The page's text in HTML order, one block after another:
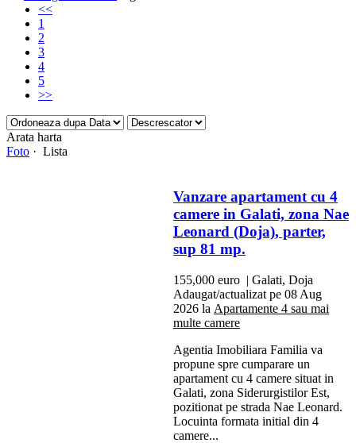
<<
1
2
3
4
5
>>
Arata harta
Foto · Lista
Vanzare apartament cu 4
camere in Galati, zona Nae
Leonard (Doja), parter,
sup 81 mp.
155,000 euro | Galati, Doja
Adaugat/actualizat pe 08 Aug
2026 la Apartamente 4 sau mai
multe camere
Agentia Imobiliara Familia va
propune spre cumparare un
apartament cu 4 camere situat in
Galati, zona Siderurgistilor Est,
pozitionat pe strada Nae Leonard.
Locuinta formata initial din 4
camere...